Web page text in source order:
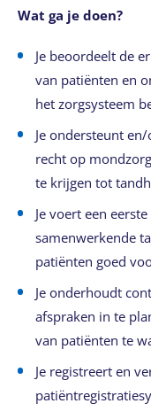
Wat ga je doen?
Je beoordeelt de
van patiënten en
het zorgsysteem
Je ondersteunt
recht op
te krijgen tot
Je voert een
samenwerkende
patiënten goed
Je onderhoudt
afspraken in te
van patiënten te
Je registreert en